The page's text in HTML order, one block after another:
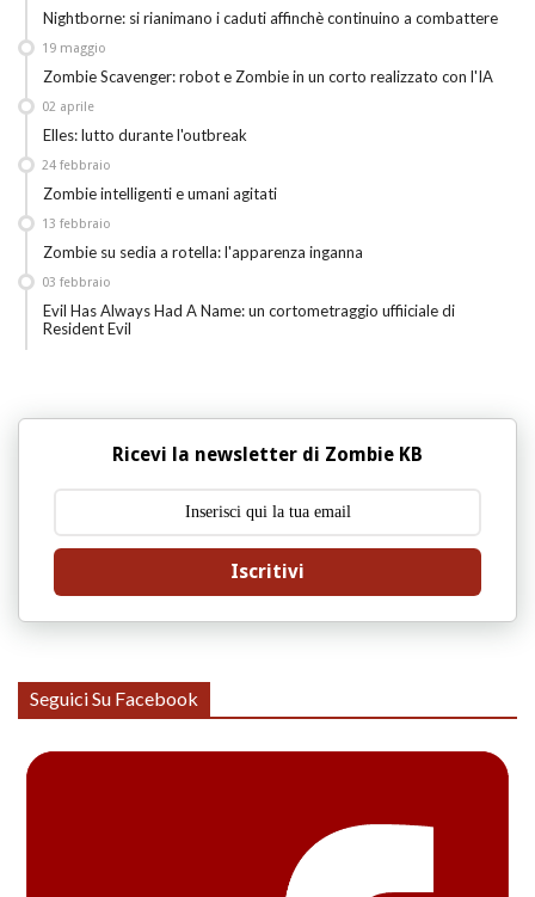
Nightborne: si rianimano i caduti affinchè continuino a combattere
Zombie Scavenger: robot e Zombie in un corto realizzato con l'IA
19 maggio
Elles: lutto durante l'outbreak
02 aprile
Zombie intelligenti e umani agitati
24 febbraio
Zombie su sedia a rotella: l'apparenza inganna
13 febbraio
Evil Has Always Had A Name: un cortometraggio uffiiciale di
Resident Evil
03 febbraio
Ricevi la newsletter di Zombie KB
Iscritivi
Seguici Su Facebook